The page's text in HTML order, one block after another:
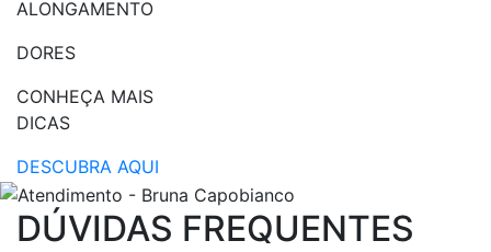
ALONGAMENTO
DORES
CONHEÇA MAIS
DICAS
DESCUBRA AQUI
DÚVIDAS FREQUENTES